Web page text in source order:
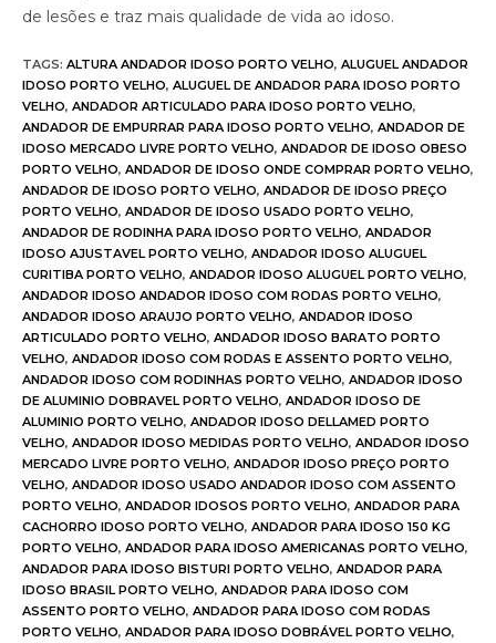
de lesões e traz mais qualidade de vida ao idoso.
TAGS: ALTURA ANDADOR IDOSO PORTO VELHO, ALUGUEL ANDADOR
IDOSO PORTO VELHO, ALUGUEL DE ANDADOR PARA IDOSO PORTO
VELHO, ANDADOR ARTICULADO PARA IDOSO PORTO VELHO,
ANDADOR DE EMPURRAR PARA IDOSO PORTO VELHO, ANDADOR DE
IDOSO MERCADO LIVRE PORTO VELHO, ANDADOR DE IDOSO OBESO
PORTO VELHO, ANDADOR DE IDOSO ONDE COMPRAR PORTO VELHO,
ANDADOR DE IDOSO PORTO VELHO, ANDADOR DE IDOSO PREÇO
PORTO VELHO, ANDADOR DE IDOSO USADO PORTO VELHO,
ANDADOR DE RODINHA PARA IDOSO PORTO VELHO, ANDADOR
IDOSO AJUSTAVEL PORTO VELHO, ANDADOR IDOSO ALUGUEL
CURITIBA PORTO VELHO, ANDADOR IDOSO ALUGUEL PORTO VELHO,
ANDADOR IDOSO ANDADOR IDOSO COM RODAS PORTO VELHO,
ANDADOR IDOSO ARAUJO PORTO VELHO, ANDADOR IDOSO
ARTICULADO PORTO VELHO, ANDADOR IDOSO BARATO PORTO
VELHO, ANDADOR IDOSO COM RODAS E ASSENTO PORTO VELHO,
ANDADOR IDOSO COM RODINHAS PORTO VELHO, ANDADOR IDOSO
DE ALUMINIO DOBRAVEL PORTO VELHO, ANDADOR IDOSO DE
ALUMINIO PORTO VELHO, ANDADOR IDOSO DELLAMED PORTO
VELHO, ANDADOR IDOSO MEDIDAS PORTO VELHO, ANDADOR IDOSO
MERCADO LIVRE PORTO VELHO, ANDADOR IDOSO PREÇO PORTO
VELHO, ANDADOR IDOSO USADO ANDADOR IDOSO COM ASSENTO
PORTO VELHO, ANDADOR IDOSOS PORTO VELHO, ANDADOR PARA
CACHORRO IDOSO PORTO VELHO, ANDADOR PARA IDOSO 150 KG
PORTO VELHO, ANDADOR PARA IDOSO AMERICANAS PORTO VELHO,
ANDADOR PARA IDOSO BISTURI PORTO VELHO, ANDADOR PARA
IDOSO BRASIL PORTO VELHO, ANDADOR PARA IDOSO COM
ASSENTO PORTO VELHO, ANDADOR PARA IDOSO COM RODAS
PORTO VELHO, ANDADOR PARA IDOSO DOBRÁVEL PORTO VELHO,